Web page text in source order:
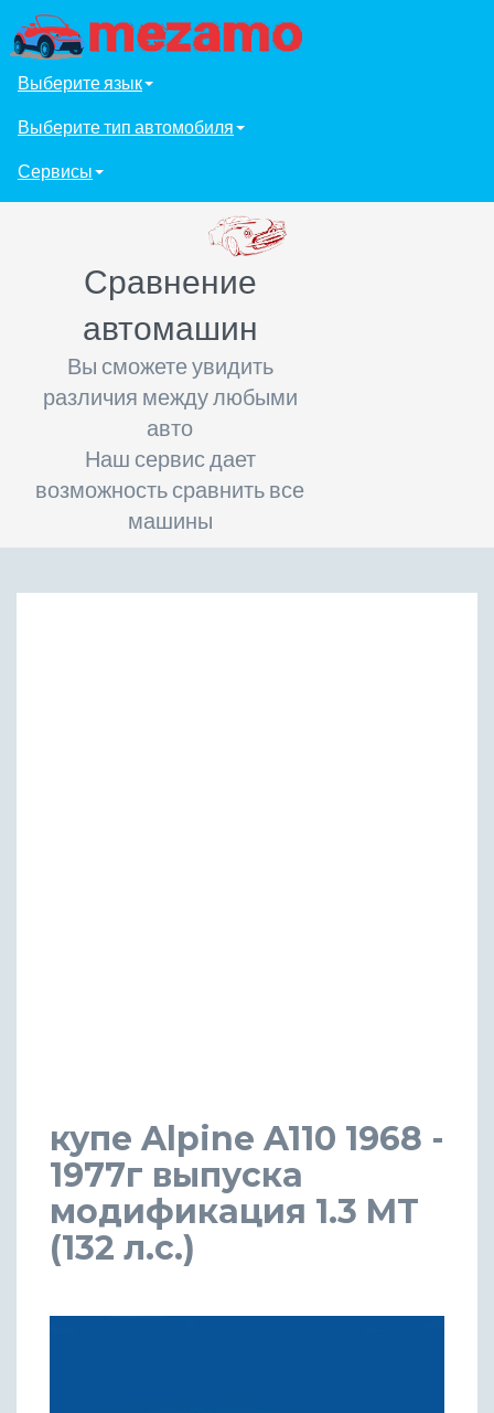
Выберите язык
Выберите тип автомобиля
Сервисы
Сравнение
автомашин
Вы сможете увидить
различия между любыми
авто
Наш сервис дает
возможность сравнить все
машины
купе Alpine A110 1968 -
1977г выпуска
модификация 1.3 MT
(132 л.с.)